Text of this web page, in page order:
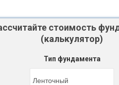
стоимость
(калькулятор)
Тип фундамента